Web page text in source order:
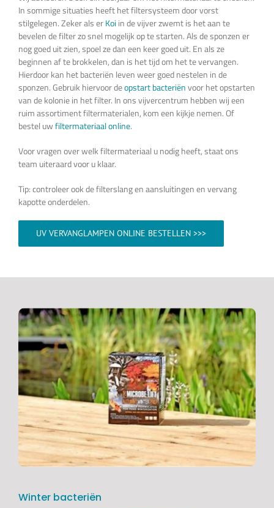
In sommige situaties heeft het filtersysteem door vorst
stilgelegen. Zeker als erKoi in de vijver zwemt is het aan te
bevelen de filter zo snel mogelijk op te starten. Als de sponzen er
nog goed uit zien, spoel ze dan een keer goed uit. En als ze
beginnen af te brokkelen, dan is het tijd om het te vervangen.
Hierdoor kan het bacteriën leven weer goed nestelen in de
sponzen. Gebruik hiervoor deopstart bacteriënvoor het opstarten
van de kolonie in het filter. In ons vijvercentrum hebben wij een
ruim assortiment filtermaterialen, kom een kijkje nemen. Of
bestel uwfiltermateriaal online.
Voor vragen over welk filtermateriaal u nodig heeft, staat ons
team uiteraard voor u klaar.
Tip: controleer ook de filterslang en aansluitingen en vervang
kapotte onderdelen.
UV VERVANGLAMPEN ONLINE BESTELLEN >>>
Winter bacteriën